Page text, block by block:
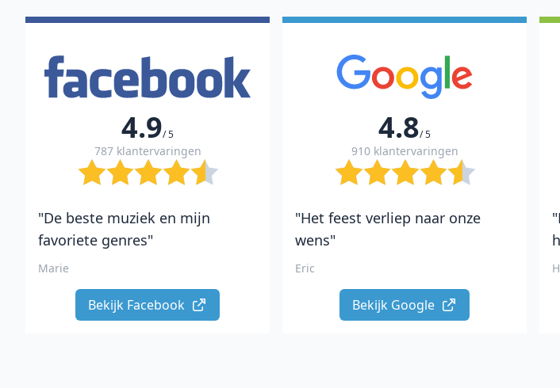
4.9/ 5
787 klantervaringen
"De beste muziek en mijn
favoriete genres"
Marie
Bekijk Facebook
4.8/ 5
910 klantervaringen
"Het feest verliep naar onze
wens"
Eric
Bekijk Google